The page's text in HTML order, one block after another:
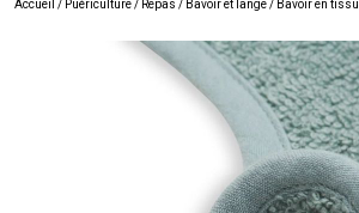
Accueil / Puériculture/ Repas / Bavoir et lange/ Bavoir en tissu